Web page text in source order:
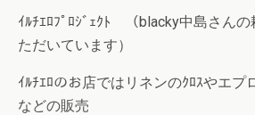
ｲﾙﾁｴﾛﾌﾟﾛｼﾞｪｸﾄ （blacky中島さん
ただいています）
ｲﾙﾁｴﾛのお店ではリネンのｸﾛｽやエプ
などの販売